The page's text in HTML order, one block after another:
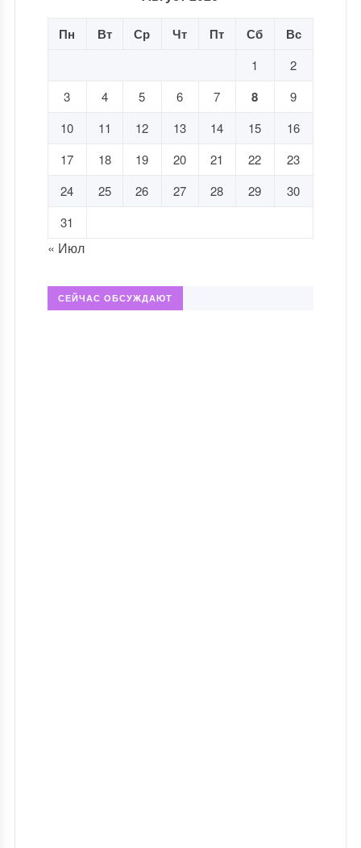
Пн Вт Ср Чт Пт Сб Вс
1
2
3
4 5 6 7 8
9
10
11 12 13 14 15
16
17
18 19 20 21 22
23
24
25 26 27 28 29
30
31
« Июл
СЕЙЧАС ОБСУЖДАЮТ